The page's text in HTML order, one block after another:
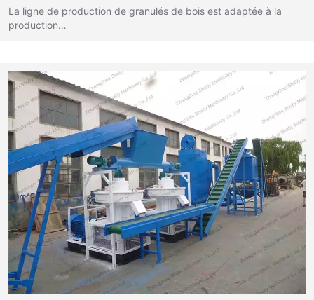
La ligne de production de granulés de bois est adaptée à la
production…